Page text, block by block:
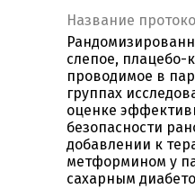
Название
слепое, плацебо-
проводимое в
группах
оценке
безопасности
добавлении к
метформином у
сахарным